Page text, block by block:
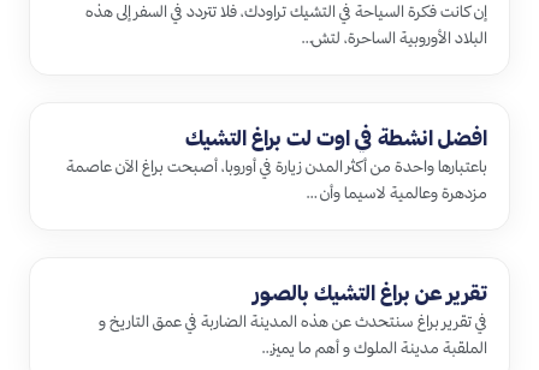
إن كانت فكرة السياحة في التشيك تراودك، فلا تتردد في السفر إلى هذه
البلاد الأوروبية الساحرة، لتش…
افضل انشطة في اوت لت براغ التشيك
باعتبارها واحدة من أكثر المدن زيارة في أوروبا، أصبحت براغ الآن عاصمة
مزدهرة وعالمية لاسيما وأن …
تقرير عن براغ التشيك بالصور
في تقرير براغ سنتحدث عن هذه المدينة الضاربة في عمق التاريخ و
الملقبة مدينة الملوك و أهم ما يميز…